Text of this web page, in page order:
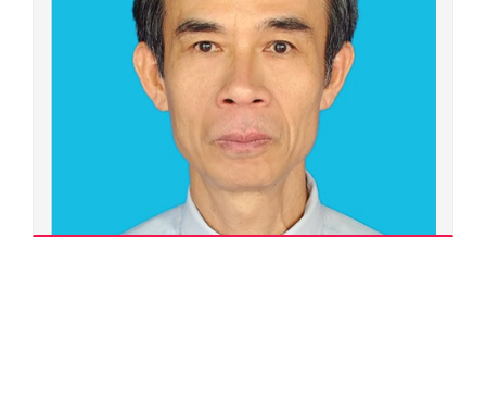
Tiến sĩ
Ngành đào tạo:
Chăn nuôi
Chuyên ngành đào tạo:
Chăn nuôi
Đơn vị quản lý:
Ban Tổ chức cán bộ